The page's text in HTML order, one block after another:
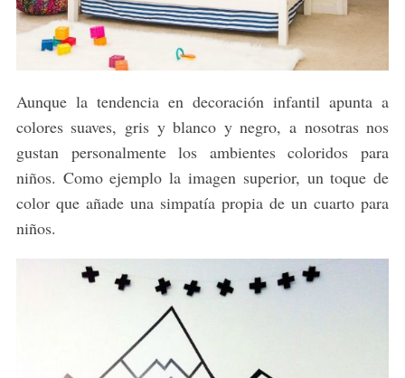
Aunque la tendencia en decoración infantil apunta a
colores suaves, gris y blanco y negro, a nosotras nos
gustan personalmente los ambientes coloridos para
niños. Como ejemplo la imagen superior, un toque de
color que añade una simpatía propia de un cuarto para
niños.